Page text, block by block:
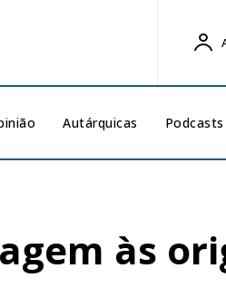
Autárquicas Podcasts
às